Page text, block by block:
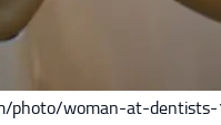
photo/woman-at-